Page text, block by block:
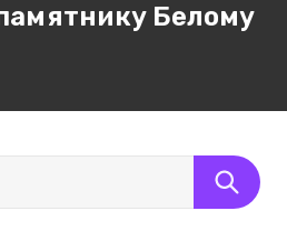
Белому